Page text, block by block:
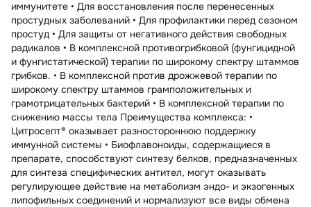
иммунитете • Для восстановления после перенесенных
простудных заболеваний • Для профилактики перед сезоном
простуд • Для защиты от негативного действия свободных
радикалов • В комплексной противогрибковой (фунгицидной
и фунгистатической) терапии по широкому спектру штаммов
грибков. • В комплексной против дрожжевой терапии по
широкому спектру штаммов грамположительных и
грамотрицательных бактерий • В комплексной терапии по
снижению массы тела Преимущества комплекса: •
Цитросепт® оказывает разностороннюю поддержку
иммунной системы • Биофлавоноиды, содержащиеся в
препарате, способствуют синтезу белков, предназначенных
для синтеза специфических антител, могут оказывать
регулирующее действие на метаболизм эндо- и экзогенных
липофильных соединений и нормализуют все виды обмена